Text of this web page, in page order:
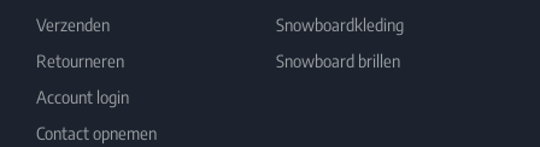
Verzenden
Retourneren
Account login
Contact opnemen
Snowboardkleding
Snowboard brillen